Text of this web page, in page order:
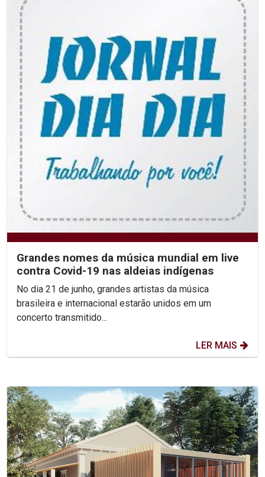
Grandes nomes da música mundial em live
contra Covid-19 nas aldeias indígenas
No dia 21 de junho, grandes artistas da música
brasileira e internacional estarão unidos em um
concerto transmitido...
LER MAIS